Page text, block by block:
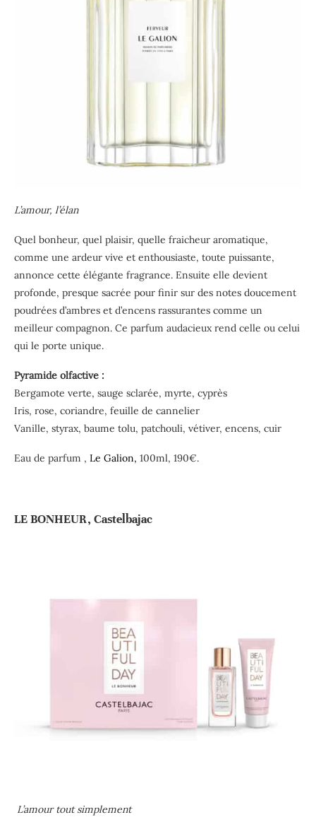
L’amour, l’élan
Quel bonheur, quel plaisir, quelle fraicheur aromatique,
comme une ardeur vive et enthousiaste, toute puissante,
annonce cette élégante fragrance. Ensuite elle devient
profonde, presque sacrée pour finir sur des notes doucement
poudrées d’ambres et d’encens rassurantes comme un
meilleur compagnon. Ce parfum audacieux rend celle ou celui
qui le porte unique.
Pyramide olfactive :
Bergamote verte, sauge sclarée, myrte, cyprès
Iris, rose, coriandre, feuille de cannelier
Vanille, styrax, baume tolu, patchouli, vétiver, encens, cuir
Eau de parfum , Le Galion, 100ml, 190€.
LE BONHEUR, Castelbajac
L’amour tout simplement